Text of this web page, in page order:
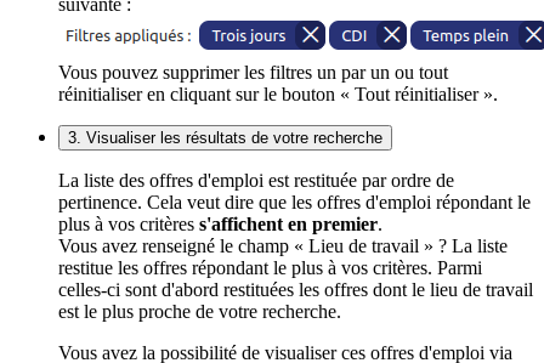
suivante :
Vous pouvez supprimer les filtres un par un ou tout
réinitialiser en cliquant sur le bouton « Tout réinitialiser ».
3. Visualiser les résultats de votre recherche
La liste des offres d'emploi est restituée par ordre de
pertinence. Cela veut dire que les offres d'emploi répondant le
plus à vos critères s'affichent en premier.
Vous avez renseigné le champ « Lieu de travail » ? La liste
restitue les offres répondant le plus à vos critères. Parmi
celles-ci sont d'abord restituées les offres dont le lieu de travail
est le plus proche de votre recherche.
Vous avez la possibilité de visualiser ces offres d'emploi via